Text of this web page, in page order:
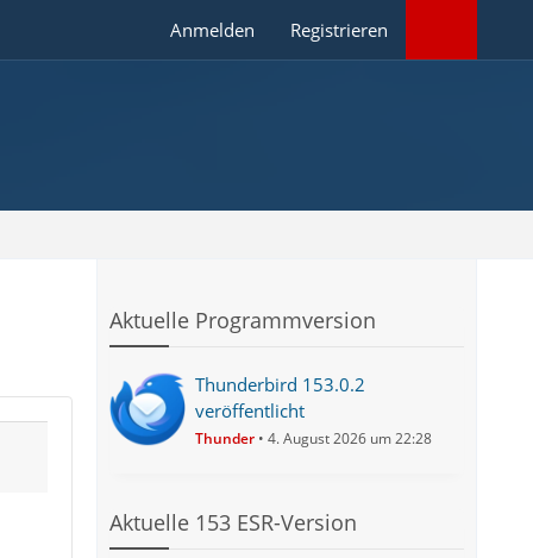
Anmelden Registrieren
Aktuelle Programmversion
Thunderbird 153.0.2
veröffentlicht
Thunder 4. August 2026 um 22:28
Aktuelle 153 ESR-Version